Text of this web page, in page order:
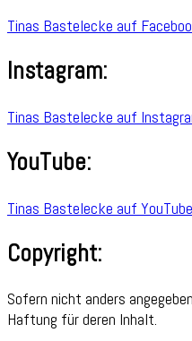
Tinas Bastelecke auf
Instagram:
Tinas Bastelecke auf
YouTube:
Tinas Bastelecke auf YouTube
Copyright:
Sofern nicht anders
Haftung für deren Inhalt.